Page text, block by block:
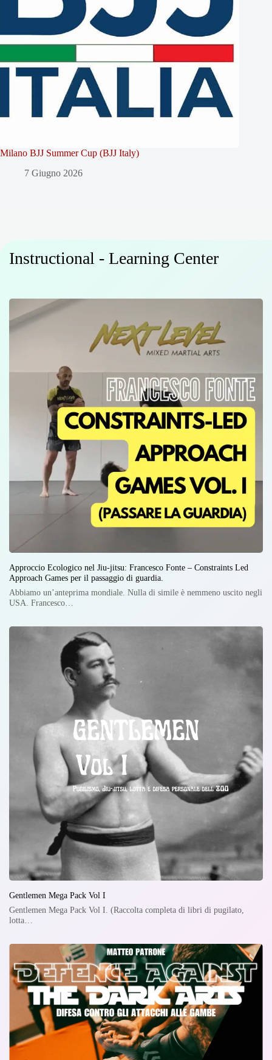
Milano BJJ Summer Cup (BJJ Italy)
7 Giugno 2026
Instructional - Learning Center
Approccio Ecologico nel Jiu-jitsu: Francesco Fonte – Constraints Led
Approach Games per il passaggio di guardia.
Abbiamo un’anteprima mondiale. Nulla di simile è nemmeno uscito negli
USA. Francesco…
Gentlemen Mega Pack Vol I
Gentlemen Mega Pack Vol I. (Raccolta completa di libri di pugilato,
lotta…